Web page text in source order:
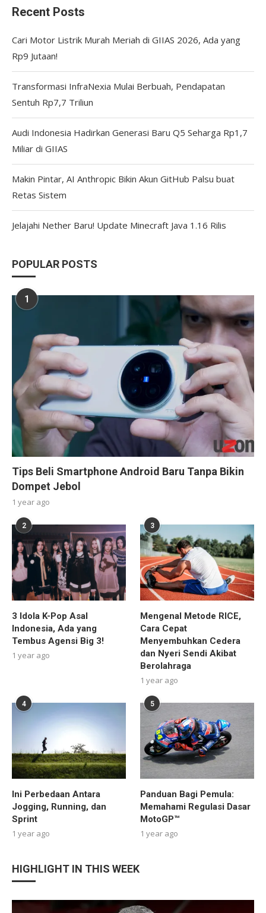
Recent Posts
Cari Motor Listrik Murah Meriah di GIIAS 2026, Ada yang
Rp9 Jutaan!
Transformasi InfraNexia Mulai Berbuah, Pendapatan
Sentuh Rp7,7 Triliun
Audi Indonesia Hadirkan Generasi Baru Q5 Seharga Rp1,7
Miliar di GIIAS
Makin Pintar, AI Anthropic Bikin Akun GitHub Palsu buat
Retas Sistem
Jelajahi Nether Baru! Update Minecraft Java 1.16 Rilis
POPULAR POSTS
1
Tips Beli Smartphone Android Baru Tanpa Bikin
Dompet Jebol
1 year ago
2
3 Idola K-Pop Asal
Indonesia, Ada yang
Tembus Agensi Big 3!
1 year ago
3
Mengenal Metode RICE,
Cara Cepat
Menyembuhkan Cedera
dan Nyeri Sendi Akibat
Berolahraga
1 year ago
4
Ini Perbedaan Antara
Jogging, Running, dan
Sprint
1 year ago
5
Panduan Bagi Pemula:
Memahami Regulasi Dasar
MotoGP™
1 year ago
HIGHLIGHT IN THIS WEEK